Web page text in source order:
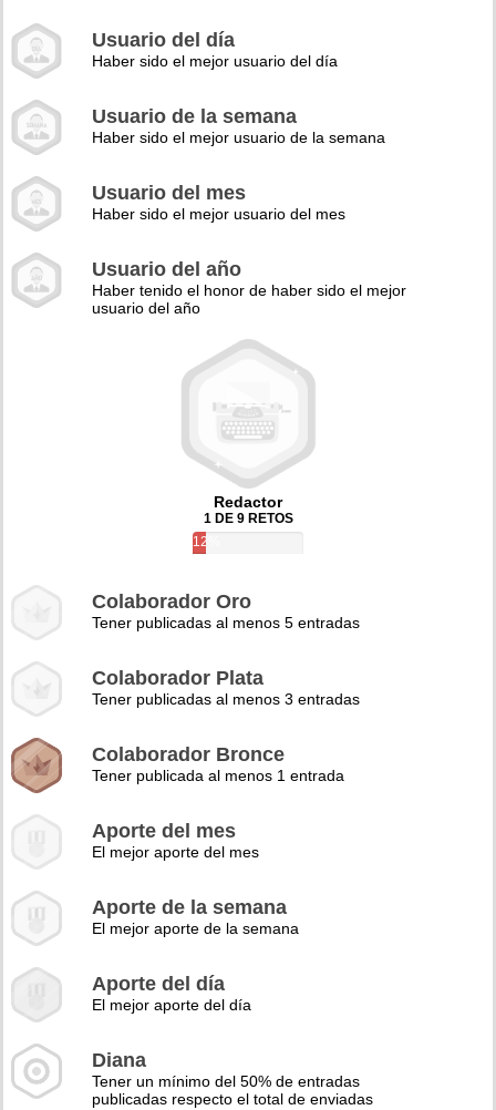
Usuario del día
Haber sido el mejor usuario del día
Usuario de la semana
Haber sido el mejor usuario de la semana
Usuario del mes
Haber sido el mejor usuario del mes
Usuario del año
Haber tenido el honor de haber sido el mejor
usuario del año
Redactor
1 DE 9 RETOS
12%
Colaborador Oro
Tener publicadas al menos 5 entradas
Colaborador Plata
Tener publicadas al menos 3 entradas
Colaborador Bronce
Tener publicada al menos 1 entrada
Aporte del mes
El mejor aporte del mes
Aporte de la semana
El mejor aporte de la semana
Aporte del día
El mejor aporte del día
Diana
Tener un mínimo del 50% de entradas
publicadas respecto el total de enviadas